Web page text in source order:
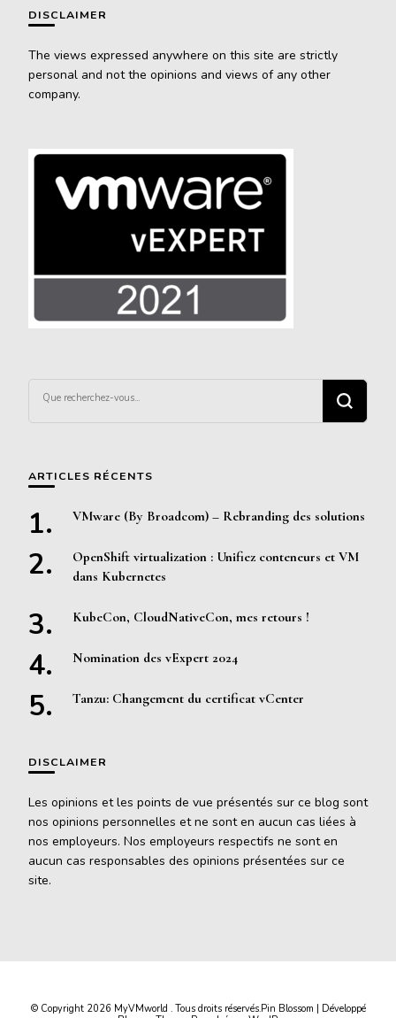
DISCLAIMER
The views expressed anywhere on this site are strictly
personal and not the opinions and views of any other
company.
recherchiez
quelque
ARTICLES RÉCENTS
VMware (By Broadcom) – Rebranding des solutions
OpenShift virtualization : Unifiez conteneurs et VM
dans Kubernetes
KubeCon, CloudNativeCon, mes retours !
Nomination des vExpert 2024
Tanzu: Changement du certificat vCenter
DISCLAIMER
Les opinions et les points de vue présentés sur ce blog sont
nos opinions personnelles et ne sont en aucun cas liées à
nos employeurs. Nos employeurs respectifs ne sont en
aucun cas responsables des opinions présentées sur ce
site.
© Copyright 2026 MyVMworld . Tous droits réservés.Pin Blossom | Développé